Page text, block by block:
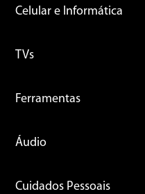
Celular e Informática
TVs
Ferramentas
Áudio
Cuidados Pessoais